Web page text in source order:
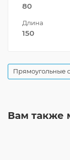
80
Длина
150
Прямоугольные
Вам также